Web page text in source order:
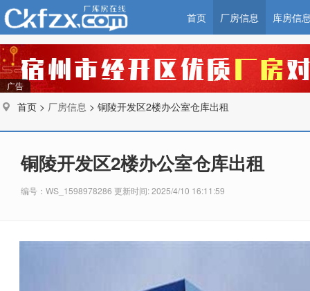
首页 厂房信息 库房信
广告
首页 > 厂房信息 > 铜陵开发区2楼办公室仓库出租
铜陵开发区2楼办公室仓库出租
编号：WS_1598978286 更新时间: 2025/4/10 16:11:59